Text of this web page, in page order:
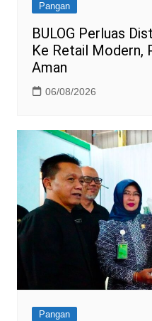
Pangan
BULOG Perluas
Ke Retail Modern,
Aman
06/08/2026
Pangan